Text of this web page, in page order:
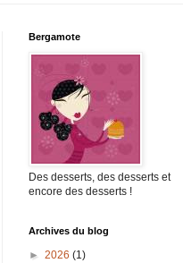
Bergamote
Des desserts, des desserts et
encore des desserts !
Archives du blog
► 2026 (1)